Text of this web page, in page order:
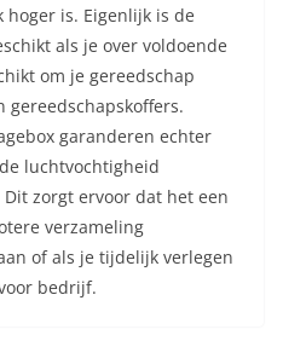
is. Eigenlijk is de
als je over voldoende
om je gereedschap
gereedschapskoffers.
garanderen echter
luchtvochtigheid
zorgt ervoor dat het een
verzameling
of als je tijdelijk verlegen
bedrijf.